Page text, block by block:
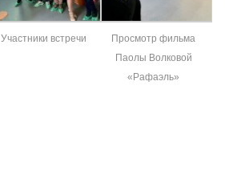
Участники встречи
Просмотр фильма
Паолы Волковой
«Рафаэль»